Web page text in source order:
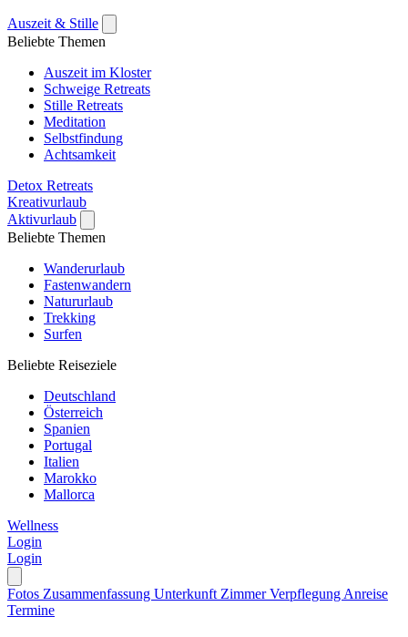
Auszeit & Stille
Beliebte Themen
Auszeit im Kloster
Schweige Retreats
Stille Retreats
Meditation
Selbstfindung
Achtsamkeit
Detox Retreats
Kreativurlaub
Aktivurlaub
Beliebte Themen
Wanderurlaub
Fastenwandern
Natururlaub
Trekking
Surfen
Beliebte Reiseziele
Deutschland
Österreich
Spanien
Portugal
Italien
Marokko
Mallorca
Wellness
Login
Login
Fotos Zusammenfassung Unterkunft ZimmerVerpflegung Anreise
Termine